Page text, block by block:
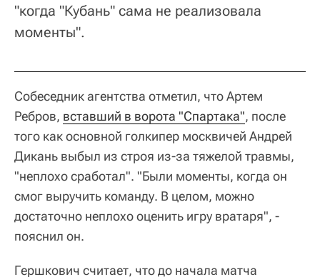
"когда "Кубань" сама не реализовала
моменты".
Собеседник агентства отметил, что Артем
Ребров, вставший в ворота "Спартака", после
того как основной голкипер москвичей Андрей
Дикань выбыл из строя из-за тяжелой травмы,
"неплохо сработал". "Были моменты, когда он
смог выручить команду. В целом, можно
достаточно неплохо оценить игру вратаря", -
пояснил он.
Гершкович считает, что до начала матча